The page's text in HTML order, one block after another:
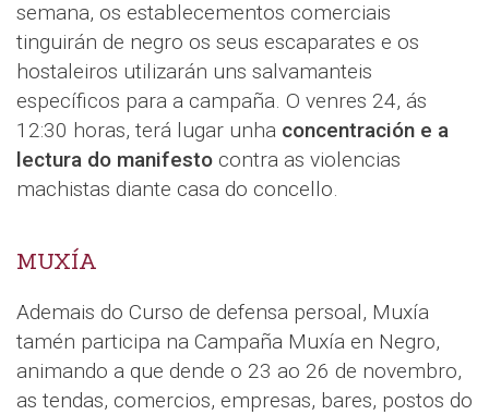
semana, os establecementos comerciais
tinguirán de negro os seus escaparates e os
hostaleiros utilizarán uns salvamanteis
específicos para a campaña. O venres 24, ás
12:30 horas, terá lugar unha concentración e a
lectura do manifesto contra as violencias
machistas diante casa do concello.
MUXÍA
Ademais do Curso de defensa persoal, Muxía
tamén participa na Campaña Muxía en Negro,
animando a que dende o 23 ao 26 de novembro,
as tendas, comercios, empresas, bares, postos do